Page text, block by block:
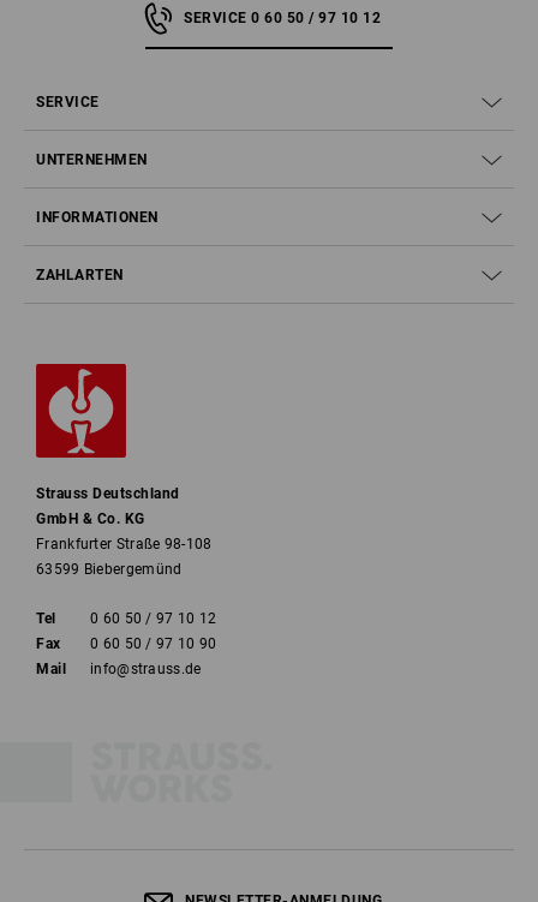
SERVICE 0 60 50 / 97 10 12
SERVICE
UNTERNEHMEN
INFORMATIONEN
ZAHLARTEN
Strauss Deutschland
GmbH & Co. KG
Frankfurter Straße 98-108
63599 Biebergemünd
Tel
0 60 50 / 97 10 12
Fax
0 60 50 / 97 10 90
Mail
info@strauss.de